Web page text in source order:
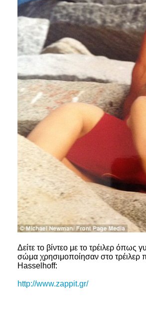
Δείτε το βίντεο με το τρέιλερ
σώμα χρησιμοποίησαν στο τρέιλερ
Hasselhoff:
http://www.zappit.gr/